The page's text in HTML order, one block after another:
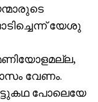
യേശു
വേണം.
പോലെയേ